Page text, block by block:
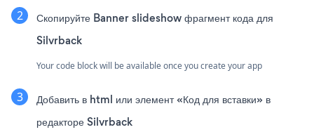
Скопируйте Banner slideshow фрагмент кода для
Silvrback
Your code block will be available once you create your app
Добавить в html или элемент «Код для вставки» в
редакторе Silvrback